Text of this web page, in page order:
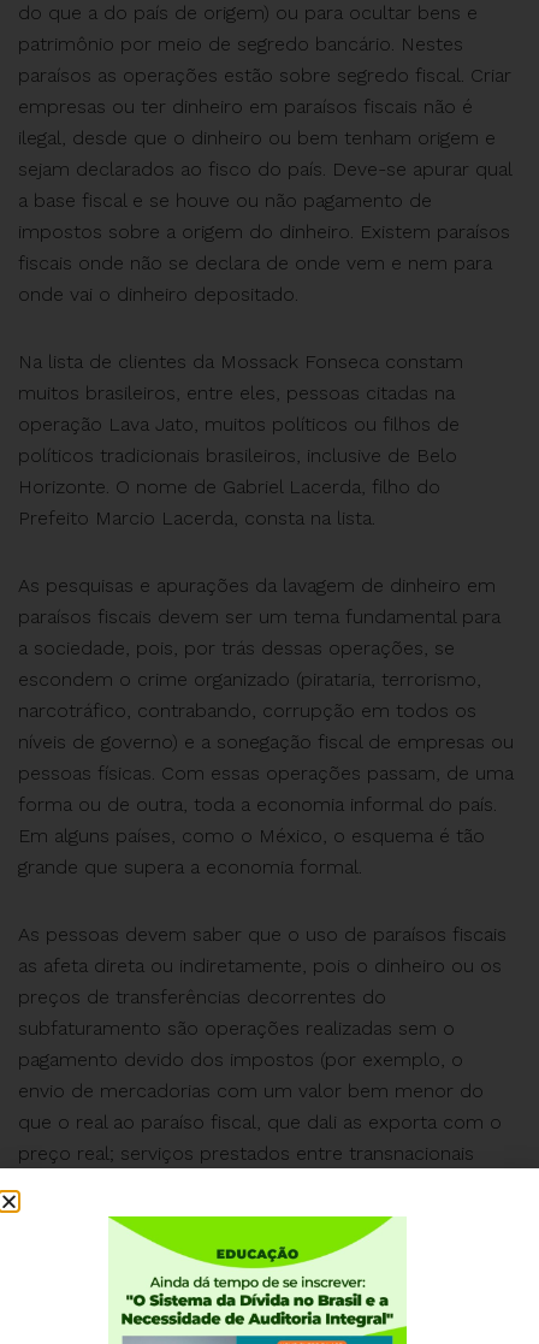
do que a do país de origem) ou para ocultar bens e
patrimônio por meio de segredo bancário. Nestes
paraísos as operações estão sobre segredo fiscal. Criar
empresas ou ter dinheiro em paraísos fiscais não é
ilegal, desde que o dinheiro ou bem tenham origem e
sejam declarados ao fisco do país. Deve-se apurar qual
a base fiscal e se houve ou não pagamento de
impostos sobre a origem do dinheiro. Existem paraísos
fiscais onde não se declara de onde vem e nem para
onde vai o dinheiro depositado.
Na lista de clientes da Mossack Fonseca constam
muitos brasileiros, entre eles, pessoas citadas na
operação Lava Jato, muitos políticos ou filhos de
políticos tradicionais brasileiros, inclusive de Belo
Horizonte. O nome de Gabriel Lacerda, filho do
Prefeito Marcio Lacerda, consta na lista.
As pesquisas e apurações da lavagem de dinheiro em
paraísos fiscais devem ser um tema fundamental para
a sociedade, pois, por trás dessas operações, se
escondem o crime organizado (pirataria, terrorismo,
narcotráfico, contrabando, corrupção em todos os
níveis de governo) e a sonegação fiscal de empresas ou
pessoas físicas. Com essas operações passam, de uma
forma ou de outra, toda a economia informal do país.
Em alguns países, como o México, o esquema é tão
grande que supera a economia formal.
As pessoas devem saber que o uso de paraísos fiscais
as afeta direta ou indiretamente, pois o dinheiro ou os
preços de transferências decorrentes do
subfaturamento são operações realizadas sem o
pagamento devido dos impostos (por exemplo, o
envio de mercadorias com um valor bem menor do
que o real ao paraíso fiscal, que dali as exporta com o
preço real; serviços prestados entre transnacionais
operam da mesma forma: cobram um valor menor no
Brasil e a diferença é depositada em um paraíso fiscal).
Todos devem ter consciência de que o pagamento do
imposto justo faz parte da luta social, pois é com ele
que financiamos a educação, saúde , transporte e